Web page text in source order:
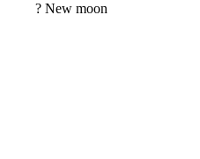
? New moon